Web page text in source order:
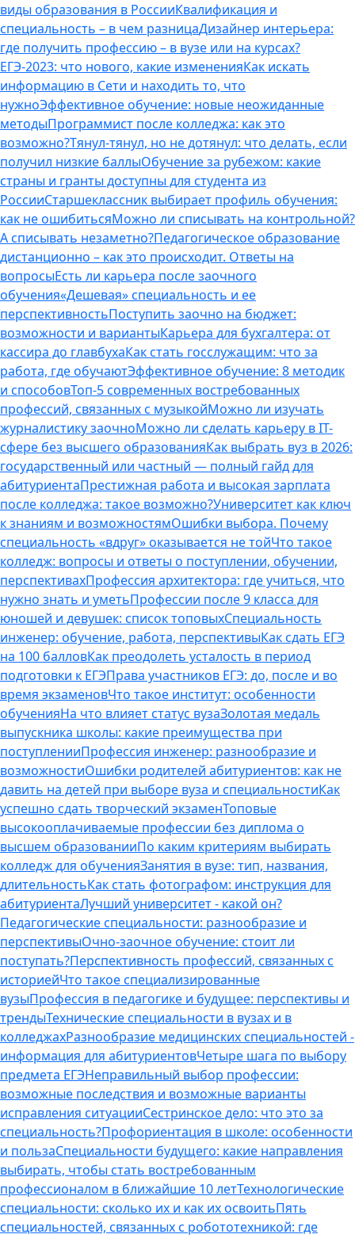
виды образования в РоссииКвалификация и
специальность – в чем разницаДизайнер интерьера:
где получить профессию – в вузе или на курсах?
ЕГЭ-2023: что нового, какие измененияКак искать
информацию в Сети и находить то, что
нужноЭффективное обучение: новые неожиданные
методыПрограммист после колледжа: как это
возможно?Тянул-тянул, но не дотянул: что делать, если
получил низкие баллыОбучение за рубежом: какие
страны и гранты доступны для студента из
РоссииСтаршеклассник выбирает профиль обучения:
как не ошибитьсяМожно ли списывать на контрольной?
А списывать незаметно?Педагогическое образование
дистанционно – как это происходит. Ответы на
вопросыЕсть ли карьера после заочного
обучения«Дешевая» специальность и ее
перспективностьПоступить заочно на бюджет:
возможности и вариантыКарьера для бухгалтера: от
кассира до главбухаКак стать госслужащим: что за
работа, где обучаютЭффективное обучение: 8 методик
и способовТоп-5 современных востребованных
профессий, связанных с музыкойМожно ли изучать
журналистику заочноМожно ли сделать карьеру в IT-
сфере без высшего образованияКак выбрать вуз в 2026:
государственный или частный — полный гайд для
абитуриентаПрестижная работа и высокая зарплата
после колледжа: такое возможно?Университет как ключ
к знаниям и возможностямОшибки выбора. Почему
специальность «вдруг» оказывается не тойЧто такое
колледж: вопросы и ответы о поступлении, обучении,
перспективахПрофессия архитектора: где учиться, что
нужно знать и уметьПрофессии после 9 класса для
юношей и девушек: список топовыхСпециальность
инженер: обучение, работа, перспективыКак сдать ЕГЭ
на 100 балловКак преодолеть усталость в период
подготовки к ЕГЭПрава участников ЕГЭ: до, после и во
время экзаменовЧто такое институт: особенности
обученияНа что влияет статус вузаЗолотая медаль
выпускника школы: какие преимущества при
поступленииПрофессия инженер: разнообразие и
возможностиОшибки родителей абитуриентов: как не
давить на детей при выборе вуза и специальностиКак
успешно сдать творческий экзаменТоповые
высокооплачиваемые профессии без диплома о
высшем образованииПо каким критериям выбирать
колледж для обученияЗанятия в вузе: тип, названия,
длительностьКак стать фотографом: инструкция для
абитуриентаЛучший университет - какой он?
Педагогические специальности: разнообразие и
перспективыОчно-заочное обучение: стоит ли
поступать?Перспективность профессий, связанных с
историейЧто такое специализированные
вузыПрофессия в педагогике и будущее: перспективы и
трендыТехнические специальности в вузах и в
колледжахРазнообразие медицинских специальностей -
информация для абитуриентовЧетыре шага по выбору
предмета ЕГЭНеправильный выбор профессии:
возможные последствия и возможные варианты
исправления ситуацииСестринское дело: что это за
специальность?Профориентация в школе: особенности
и пользаСпециальности будущего: какие направления
выбирать, чтобы стать востребованным
профессионалом в ближайшие 10 летТехнологические
специальности: сколько их и как их освоитьПять
специальностей, связанных с робототехникой: где